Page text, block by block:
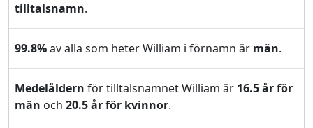
tilltalsnamn.
99.8%av alla som heter William i förnamn är män.
Medelåldern för tilltalsnamnet William är 16.5 år för
män och 20.5 år för kvinnor.